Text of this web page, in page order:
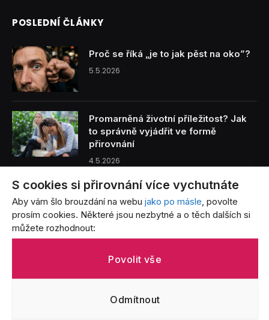
S cookies si přirovnání více vychutnáte
Aby vám šlo brouzdání na webu jako po másle , povolte
prosím cookies. Některé jsou nezbytné a o těch dalších si
můžete rozhodnout:
Povolit vše
Odmítnout
POSLEDNÍ ČLÁNKY
Proč se říká „je to jak pěst na oko”?
5.5.2026
Promarněná životní příležitost? Jak
to správně vyjádřit ve formě
přirovnání
4.5.2026
Benzín je tak drahý, že… Přirovnání,
která vystihují bolest každého řidiče
3.5.2026
Život s batoletem v přirovnáních: Od